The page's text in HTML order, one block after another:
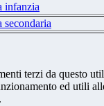
infanzia
secondaria
terzi da questo
ed utili
.